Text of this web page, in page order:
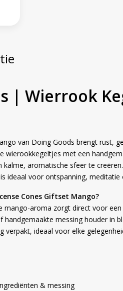
| Wierrook
van Doing Goods brengt rust,
wierookkegeltjes met een
kalme, aromatische sfeer te
ideaal voor ontspanning,
Cones Giftset Mango?
mango-aroma zorgt direct voor
handgemaakte messing houder in
verpakt, ideaal voor elke
& messing